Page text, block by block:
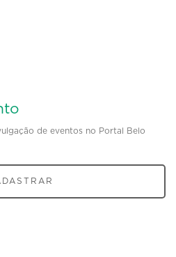
de eventos no Portal Belo